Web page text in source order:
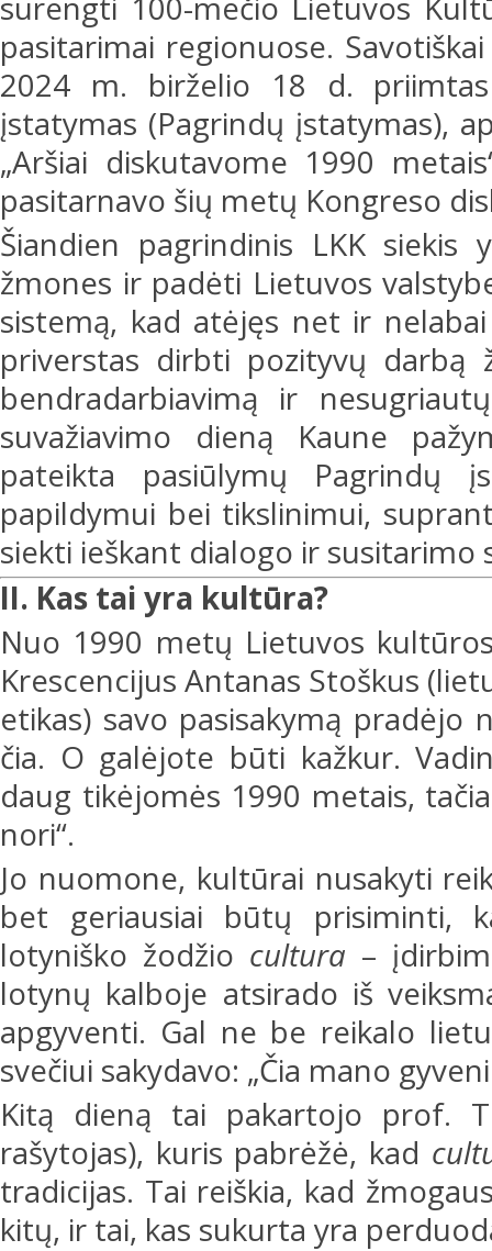
pasitarimai regionuose.
2024 m. birželio 18 d.
įstatymas (Pagrindų įstatymas),
„Aršiai diskutavome 1990
pasitarnavo šių metų Kongreso
Šiandien pagrindinis LKK
žmones ir padėti Lietuvos
sistemą, kad atėjęs net ir
priverstas dirbti pozityvų darbą
bendradarbiavimą ir
suvažiavimo dieną Kaune
pateikta pasiūlymų
papildymui bei tikslinimui,
siekti ieškant dialogo ir susitarimo
II. Kas tai yra kultūra?
Nuo 1990 metų Lietuvos
Krescencijus Antanas Stoškus
etikas) savo pasisakymą pradėjo
čia. O galėjote būti kažkur.
daug tikėjomės 1990 metais,
nori“.
Jo nuomone, kultūrai nusakyti
bet geriausiai būtų prisiminti,
lotyniško žodžio cultura –
lotynų kalboje atsirado iš
apgyventi. Gal ne be reikalo
svečiui sakydavo: „Čia mano
Kitą dieną tai pakartojo prof.
rašytojas), kuris pabrėžė, kad
tradicijas. Tai reiškia, kad
kitų, ir tai, kas sukurta yra